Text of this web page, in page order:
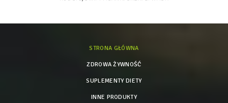
STRONA GŁÓWNA
ZDROWA ŻYWNOŚĆ
SUPLEMENTY DIETY
INNE PRODUKTY